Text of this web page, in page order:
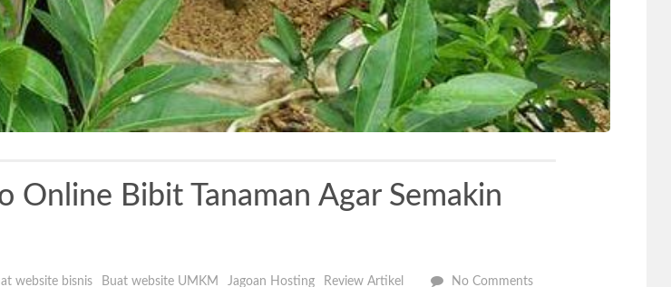
Online Bibit Tanaman Agar Semakin
website bisnis Buat website UMKM Jagoan Hosting Review Artikel No Comments